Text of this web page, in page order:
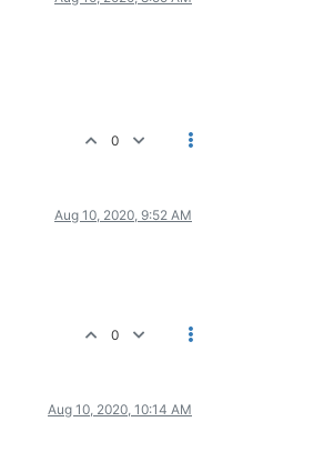
0
Aug 10, 2020, 9:52 AM
0
Aug 10, 2020, 10:14 AM